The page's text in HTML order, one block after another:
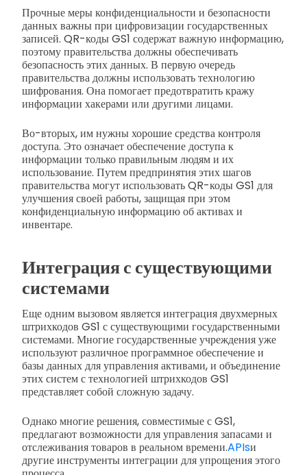
Прочные меры конфиденциальности и безопасности
данных важны при цифровизации государственных
записей. QR-коды GS1 содержат важную информацию,
поэтому правительства должны обеспечивать
безопасность этих данных. В первую очередь
правительства должны использовать технологию
шифрования. Она помогает предотвратить кражу
информации хакерами или другими лицами.
Во-вторых, им нужны хорошие средства контроля
доступа. Это означает обеспечение доступа к
информации только правильным людям и их
использование. Путем предпринятия этих шагов
правительства могут использовать QR-коды GS1 для
улучшения своей работы, защищая при этом
конфиденциальную информацию об активах и
инвентаре.
Интеграция с существующими
системами
Еще одним вызовом является интеграция двухмерных
штрихкодов GS1 с существующими государственными
системами. Многие государственные учреждения уже
используют различное программное обеспечение и
базы данных для управления активами, и объединение
этих систем с технологией штрихкодов GS1
представляет собой сложную задачу.
Однако многие решения, совместимые с GS1,
предлагают возможности для управления запасами и
отслеживания товаров в реальном времени.APIsи
другие инструменты интеграции для упрощения этого